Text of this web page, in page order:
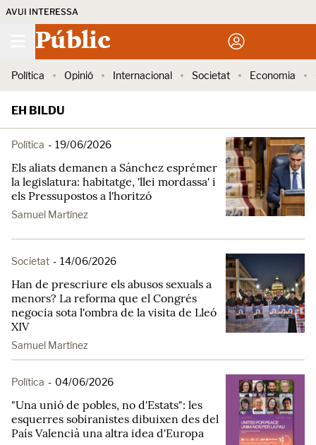
AVUI INTERESSA
Públic
Política Opinió Internacional Societat Economia
EH BILDU
Política - 19/06/2026
Els aliats demanen a Sánchez esprémer
la legislatura: habitatge, 'llei mordassa' i
els Pressupostos a l'horitzó
Samuel Martínez
Societat - 14/06/2026
Han de prescriure els abusos sexuals a
menors? La reforma que el Congrés
negocia sota l'ombra de la visita de Lleó
XIV
Samuel Martínez
Política - 04/06/2026
"Una unió de pobles, no d'Estats": les
esquerres sobiranistes dibuixen des del
País Valencià una altra idea d'Europa